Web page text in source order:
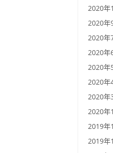
2020年
2020年
2020年
2020年
2020年
2020年
2020年
2020年
2019年
2019年